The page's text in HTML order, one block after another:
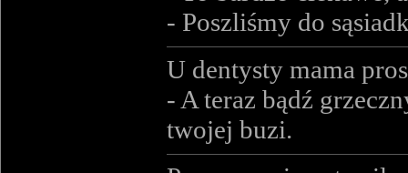
- Poszliśmy do
U dentysty mama
- A teraz bądź
twojej buzi.